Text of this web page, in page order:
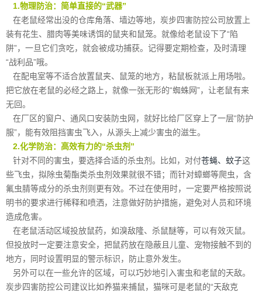
1.物理防治：简单直接的“武器”
在老鼠经常出没的仓库角落、墙边等地，炭步四害防控公司放置上
装有花生、腊肉等美味诱饵的鼠夹和鼠笼。就像给老鼠设下了“陷
阱”，一旦它们贪吃，就会被成功捕获。记得要定期检查，及时清理
“战利品”哦。
在配电室等不适合放置鼠夹、鼠笼的地方，粘鼠板就派上用场啦。
把它放在老鼠的必经之路上，就像一张无形的“蜘蛛网”，让老鼠有来
无回。
在厂区的窗户、通风口安装防虫网，就好比给厂区穿上了一层“防护
服”，能有效阻挡害虫飞入，从源头上减少害虫的滋生。
2.化学防治：高效有力的“杀虫剂”
针对不同的害虫，要选择合适的杀虫剂。比如，对付苍蝇、蚊子这
些飞虫，拟除虫菊酯类杀虫剂效果就很不错；而针对蟑螂等爬虫，含
氟虫腈等成分的杀虫剂则更有效。不过在使用时，一定要严格按照说
明书的要求进行稀释和喷洒，注意做好防护措施，避免对人员和环境
造成危害。
在老鼠活动区域投放鼠药，如溴敌隆、杀鼠醚等，可以有效灭鼠。
但投放时一定要注意安全，把鼠药放在隐蔽且儿童、宠物接触不到的
地方，同时设置明显的警示标识，防止意外发生。
另外可以在一些允许的区域，可以巧妙地引入害虫和老鼠的天敌。
炭步四害防控公司建议比如养猫来捕鼠，猫咪可是老鼠的“天敌克